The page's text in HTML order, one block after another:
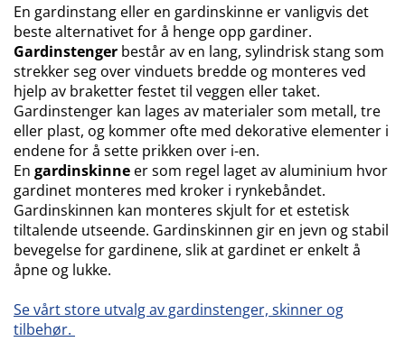
En gardinstang eller en gardinskinne er vanligvis det
beste alternativet for å henge opp gardiner.
Gardinstenger består av en lang, sylindrisk stang som
strekker seg over vinduets bredde og monteres ved
hjelp av braketter festet til veggen eller taket.
Gardinstenger kan lages av materialer som metall, tre
eller plast, og kommer ofte med dekorative elementer i
endene for å sette prikken over i-en.
En gardinskinne er som regel laget av aluminium hvor
gardinet monteres med kroker i rynkebåndet.
Gardinskinnen kan monteres skjult for et estetisk
tiltalende utseende. Gardinskinnen gir en jevn og stabil
bevegelse for gardinene, slik at gardinet er enkelt å
åpne og lukke.
Se vårt store utvalg av gardinstenger, skinner og
tilbehør.